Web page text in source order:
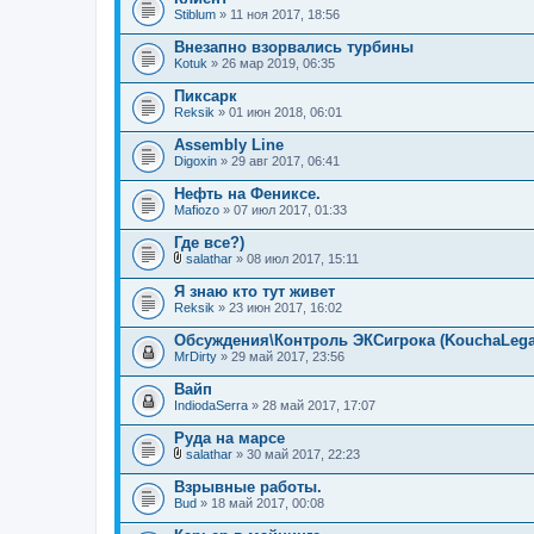
Stiblum » 11 ноя 2017, 18:56
Внезапно взорвались турбины
Kotuk » 26 мар 2019, 06:35
Пиксарк
Reksik » 01 июн 2018, 06:01
Assembly Line
Digoxin » 29 авг 2017, 06:41
Нефть на Фениксе.
Mafiozo » 07 июл 2017, 01:33
Где все?)
л
о
ж
е
н
и
salathar » 08 июл 2017, 15:11
Я знаю кто тут живет
Reksik » 23 июн 2017, 16:02
Обсуждения\Контроль ЭКСигрока
MrDirty » 29 май 2017, 23:56
Вайп
IndiodaSerra » 28 май 2017, 17:07
Руда на марсе
л
о
ж
е
salathar » 30 май 2017, 22:23
Взрывные работы.
Bud » 18 май 2017, 00:08